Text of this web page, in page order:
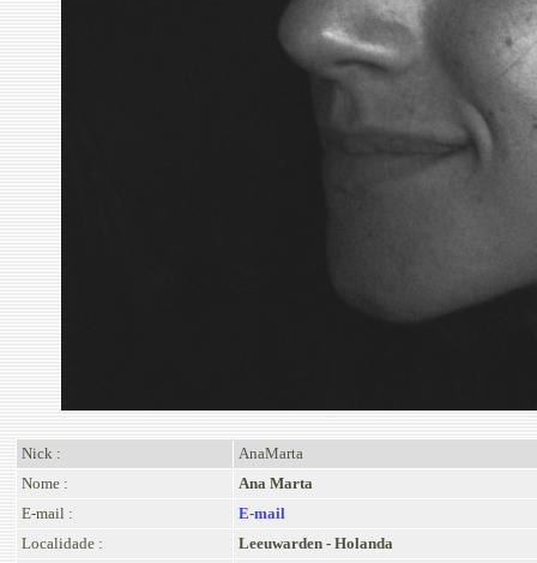
Nick :
AnaMarta
Nome :
Ana Marta
E-mail :
E-mail
Localidade :
Leeuwarden - Holanda